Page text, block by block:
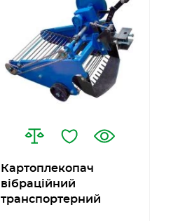
Картоплекопач
вібраційний
транспортерний